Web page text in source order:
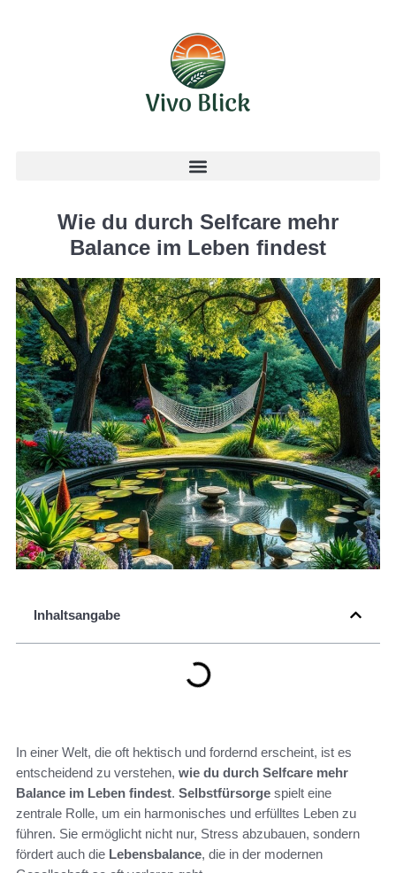
Wie du durch Selfcare mehr
Balance im Leben findest
Inhaltsangabe
In einer Welt, die oft hektisch und fordernd erscheint, ist es
entscheidend zu verstehen, wie du durch Selfcare mehr
Balance im Leben findest. Selbstfürsorge spielt eine
zentrale Rolle, um ein harmonisches und erfülltes Leben zu
führen. Sie ermöglicht nicht nur, Stress abzubauen, sondern
fördert auch die Lebensbalance, die in der modernen